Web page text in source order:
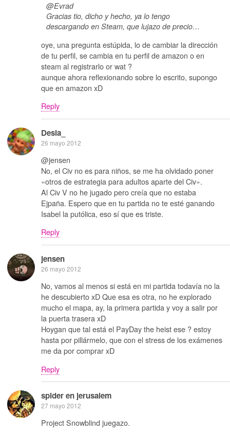
@Evrad
Gracias tio, dicho y hecho, ya lo tengo
descargando en Steam, que lujazo de precio…
oye, una pregunta estúpida, lo de cambiar la dirección
de tu perfil, se cambia en tu perfil de amazon o en
steam al registrarlo or wat ?
aunque ahora reflexionando sobre lo escrito, supongo
que en amazon xD
Reply
Desia_
26 mayo 2012
@jensen
No, el Civ no es para niños, se me ha olvidado poner
«otros de estrategia para adultos aparte del Civ».
Al Civ V no he jugado pero creía que no estaba
Ejpaña. Espero que en tu partida no te esté ganando
Isabel la putólica, eso sí que es triste.
Reply
jensen
26 mayo 2012
No, vamos al menos si está en mi partida todavía no la
he descubierto xD Que esa es otra, no he explorado
mucho el mapa, ay, la primera partida y voy a salir por
la puerta trasera xD
Hoygan que tal está el PayDay the heist ese ? estoy
hasta por pillármelo, que con el stress de los exámenes
me da por comprar xD
Reply
spider en jerusalem
27 mayo 2012
Project Snowblind juegazo.